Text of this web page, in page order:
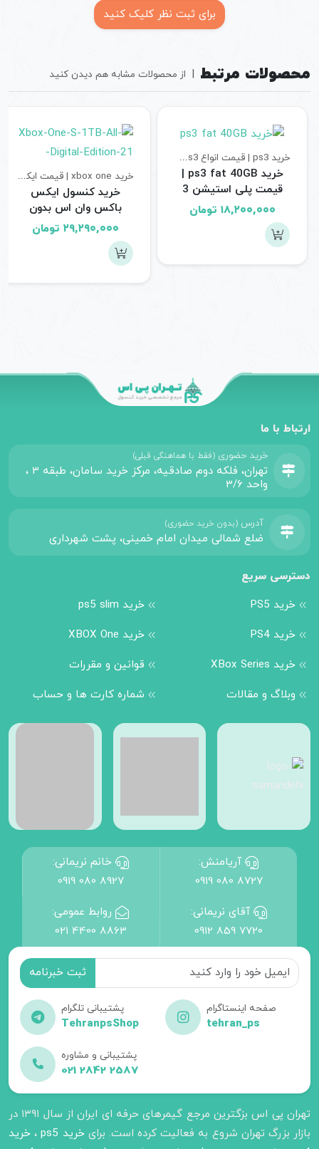
برای ثبت نظر کلیک کنید
محصولات مرتبط | از محصولات مشابه هم دیدن کنید
خرید ps3 | قیمت انواع ps3 کنسول های بازی
خرید ps3 fat 40GB |
قیمت پلی استیشن 3
ریفر
۱۸,۲۰۰,۰۰۰ تومان
خرید xbox one | قیمت ایکس باکس وان اس
خرید کنسول ایکس
باکس وان اس بدون
درایو Xbox One S All-
۲۹,۲۹۰,۰۰۰ تومان
ارتباط با ما
خرید حضوری(فقط با هماهنگی قبلی)
تهران، فلکه دوم صادقیه، مرکز خرید سامان، طبقه 3 ،
واحد 3/6
آدرس (بدون خرید حضوری)
ضلع شمالی میدان امام خمینی، پشت شهرداری
دسترسی سریع
خرید PS5
خرید ps5 slim
خرید PS4
خرید XBOX One
خرید XBox Series
قوانین و مقررات
وبلاگ و مقالات
شماره کارت ها و حساب
آریامنش:
0919 080 8727
خانم نریمانی:
0919 080 8927
آقای نریمانی:
0912 859 7720
روابط عمومی:
021 4400 8863
صفحه اینستاگرام
tehran_ps
پشتیبانی تلگرام
TehranpsShop
پشتیبانی و مشاوره
021 2842 2587
تهران پی اس بزگترین مرجع گیمرهای حرفه ای ایران از سال ۱۳۹۱ در
بازار بزرگ تهران شروع به فعالیت کرده است. برایخرید ps5 ، خرید